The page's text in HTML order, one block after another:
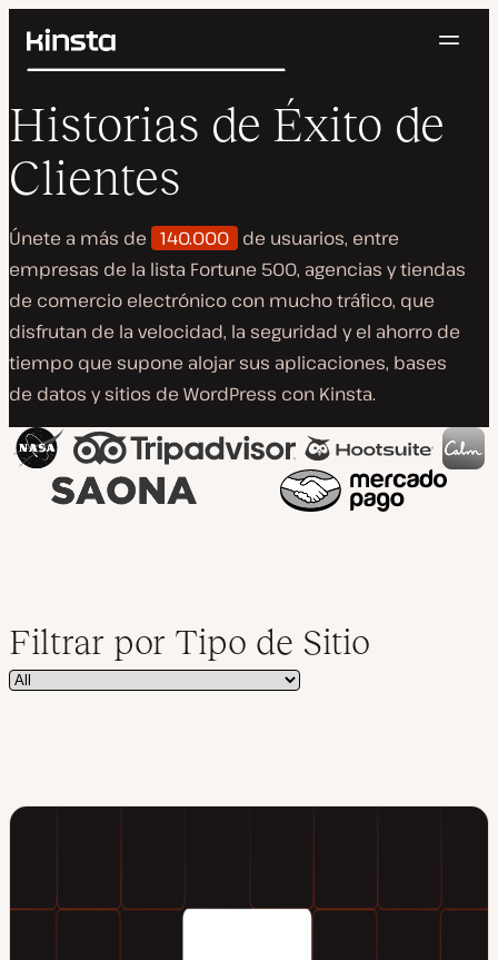
Kinsta®
Soluciones
Precios
Recursos
Contacto
Buscar
Iniciar Sesión Pruébalo gratis
Historias de Éxito de
Clientes
Únete a más de 140.000 de usuarios, entre
empresas de la lista Fortune 500, agencias y tiendas
de comercio electrónico con mucho tráfico, que
disfrutan de la velocidad, la seguridad y el ahorro de
tiempo que supone alojar sus aplicaciones, bases
de datos y sitios de WordPress con Kinsta.
Filtrar por Tipo de Sitio